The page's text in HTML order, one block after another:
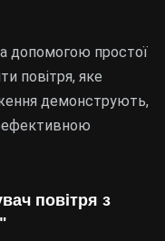
допомогою простої
повітря, яке
демонструють,
повітря з